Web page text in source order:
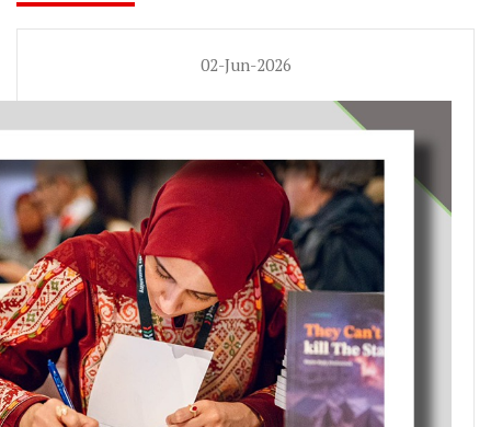
02-Jun-2026